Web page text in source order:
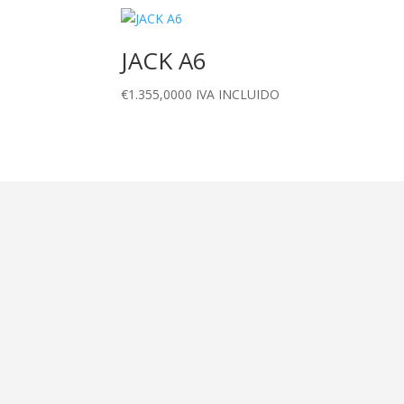
JACK A6
€1.355,0000 IVA INCLUIDO